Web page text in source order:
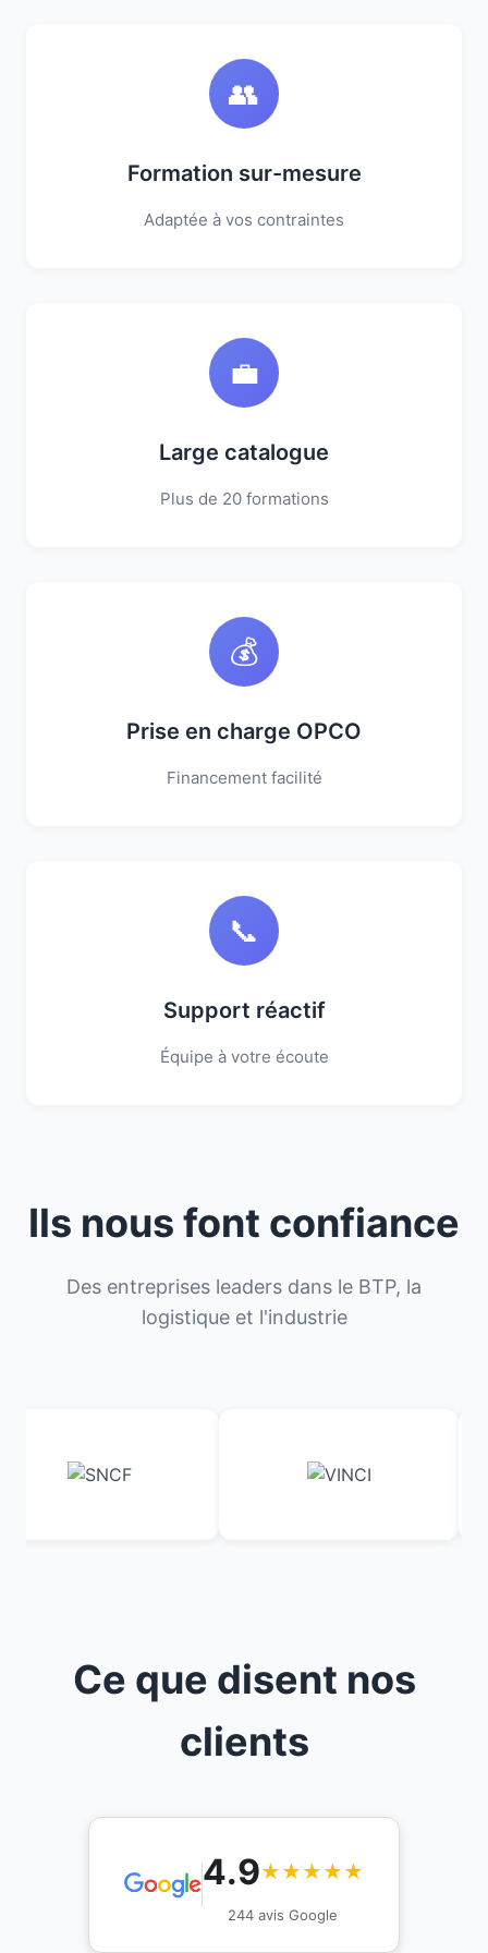
👥
Formation sur-mesure
Adaptée à vos contraintes
💼
Large catalogue
Plus de 20 formations
💰
Prise en charge OPCO
Financement facilité
📞
Support réactif
Équipe à votre écoute
Ils nous font confiance
Des entreprises leaders dans le BTP, la
logistique et l'industrie
Ce que disent nos
clients
4.9★★★★★
244 avis Google